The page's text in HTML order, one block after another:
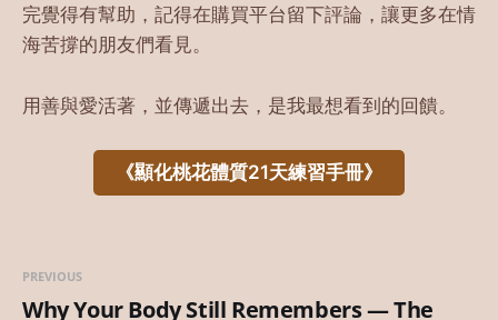
完覺得有幫助，記得在購買平台留下評論，讓更多在情
海苦撐的朋友們看見。
用善與愛活著，並傳遞出去，是我最想看到的回饋。
《顯化桃花體質21天練習手冊》
PREVIOUS
Why Your Body Still Remembers — The